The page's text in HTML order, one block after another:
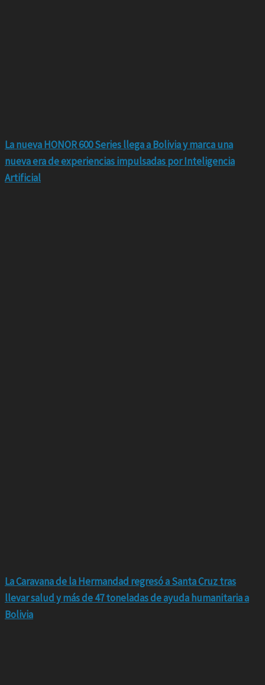
La nueva HONOR 600 Series llega a Bolivia y marca una
nueva era de experiencias impulsadas por Inteligencia
Artificial
La Caravana de la Hermandad regresó a Santa Cruz tras
llevar salud y más de 47 toneladas de ayuda humanitaria a
Bolivia